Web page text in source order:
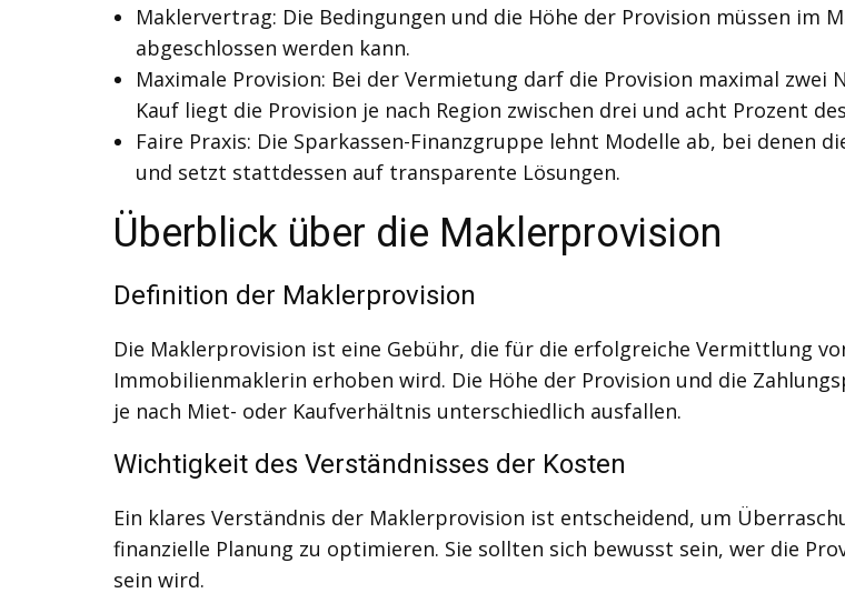
Maklervertrag: Die Bedingungen und die Höhe der Provision müssen
abgeschlossen werden kann.
Maximale Provision: Bei der Vermietung darf die Provision maximal
Kauf liegt die Provision je nach Region zwischen drei und acht Prozent
Faire Praxis: Die Sparkassen-Finanzgruppe lehnt Modelle ab, bei denen
und setzt stattdessen auf transparente Lösungen.
Überblick über die Maklerprovision
Definition der Maklerprovision
Die Maklerprovision ist eine Gebühr, die für die erfolgreiche Vermittlung
Immobilienmaklerin erhoben wird. Die Höhe der Provision und die
je nach Miet- oder Kaufverhältnis unterschiedlich ausfallen.
Wichtigkeit des Verständnisses der Kosten
Ein klares Verständnis der Maklerprovision ist entscheidend, um
finanzielle Planung zu optimieren. Sie sollten sich bewusst sein, wer die
sein wird.